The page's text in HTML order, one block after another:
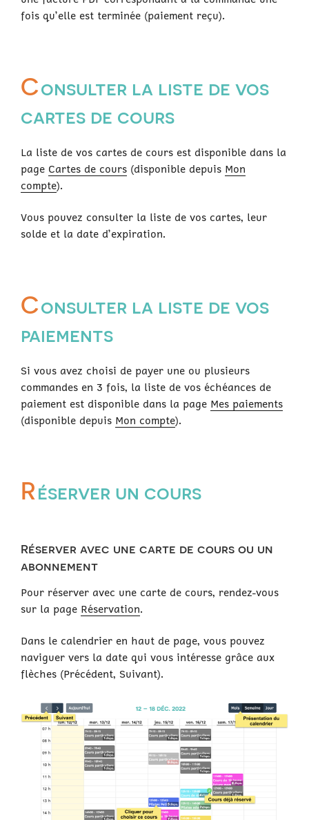
fois qu’elle est terminée (paiement reçu).
Consulter la liste de vos
cartes de cours
La liste de vos cartes de cours est disponible dans la
page Cartes de cours (disponible depuis Mon
compte).
Vous pouvez consulter la liste de vos cartes, leur
solde et la date d’expiration.
Consulter la liste de vos
paiements
Si vous avez choisi de payer une ou plusieurs
commandes en 3 fois, la liste de vos échéances de
paiement est disponible dans la page Mes paiements
(disponible depuis Mon compte).
Réserver un cours
Réserver avec une carte de cours ou un
abonnement
Pour réserver avec une carte de cours, rendez-vous
sur la page Réservation.
Dans le calendrier en haut de page, vous pouvez
naviguer vers la date qui vous intéresse grâce aux
flèches (Précédent, Suivant).